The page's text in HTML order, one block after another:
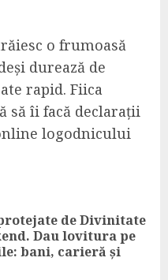
o frumoasă
durează de
rapid. Fiica
să îi facă declarații
logodnicului
de Divinitate
Dau lovitura pe
bani, carieră și